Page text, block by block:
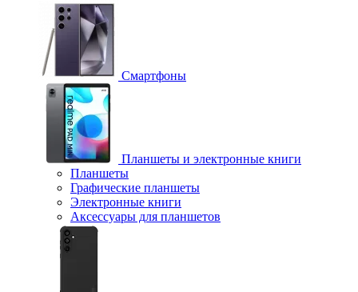
Смартфоны
Планшеты и электронные книги
Планшеты
Графические планшеты
Электронные книги
Аксессуары для планшетов